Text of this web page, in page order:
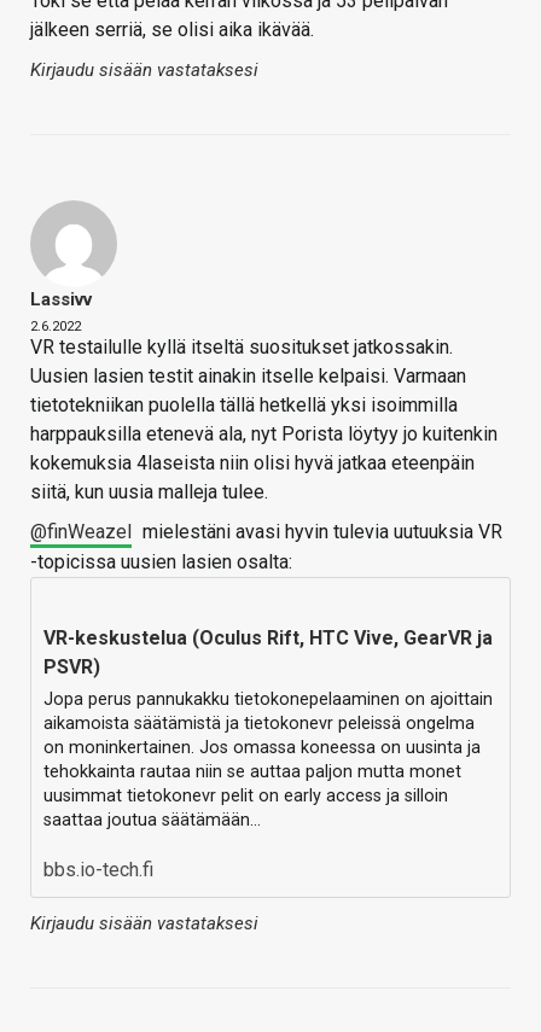
jälkeen serriä, se olisi aika ikävää.
Kirjaudu sisään vastataksesi
Lassivv
2.6.2022
VR testailulle kyllä itseltä suositukset jatkossakin.
Uusien lasien testit ainakin itselle kelpaisi. Varmaan
tietotekniikan puolella tällä hetkellä yksi isoimmilla
harppauksilla etenevä ala, nyt Porista löytyy jo kuitenkin
kokemuksia 4laseista niin olisi hyvä jatkaa eteenpäin
siitä, kun uusia malleja tulee.
@finWeazel
mielestäni avasi hyvin tulevia uutuuksia VR
-topicissa uusien lasien osalta:
VR-keskustelua (Oculus Rift, HTC Vive, GearVR ja
PSVR)
Jopa perus pannukakku tietokonepelaaminen on ajoittain
aikamoista säätämistä ja tietokonevr peleissä ongelma
on moninkertainen. Jos omassa koneessa on uusinta ja
tehokkainta rautaa niin se auttaa paljon mutta monet
uusimmat tietokonevr pelit on early access ja silloin
saattaa joutua säätämään…
bbs.io-tech.fi
Kirjaudu sisään vastataksesi